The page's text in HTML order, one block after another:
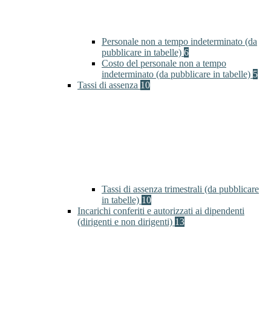
Personale non a tempo indeterminato (da
pubblicare in tabelle) 6
Costo del personale non a tempo
indeterminato (da pubblicare in tabelle) 5
Tassi di assenza 10
Tassi di assenza trimestrali (da pubblicare
in tabelle) 10
Incarichi conferiti e autorizzati ai dipendenti
(dirigenti e non dirigenti) 13